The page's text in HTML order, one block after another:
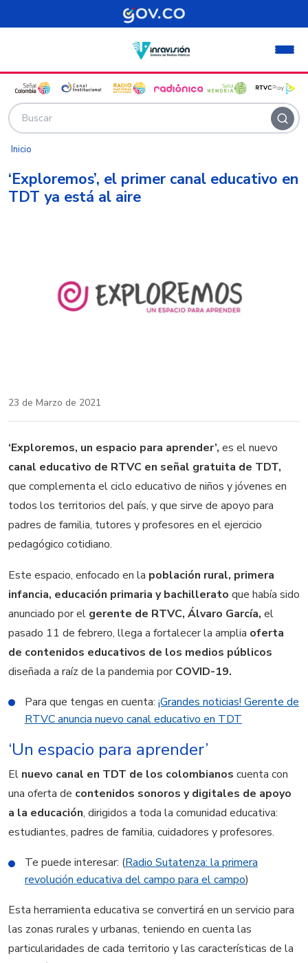
Pasar al contenido principal
Inicio
‘Exploremos’, el primer canal educativo en
TDT ya está al aire
23 de Marzo de 2021
‘Exploremos, un espacio para aprender’, es el nuevo
canal educativo de RTVC en señal gratuita de TDT,
que complementa el ciclo educativo de niños y jóvenes en
todos los territorios del país, y que sirve de apoyo para
padres de familia, tutores y profesores en el ejercicio
pedagógico cotidiano.
Este espacio, enfocado en la población rural, primera
infancia, educación primaria y bachillerato que había sido
anunciado por el gerente de RTVC, Álvaro García, el
pasado 11 de febrero, llega a fortalecer la amplia oferta
de contenidos educativos de los medios públicos
diseñada a raíz de la pandemia porCOVID-19.
Para que tengas en cuenta: ¡Grandes noticias! Gerente de
RTVC anuncia nuevo canal educativo en TDT
‘Un espacio para aprender’
El nuevo canal en TDT de los colombianos cuenta con
una oferta de contenidos sonoros y digitales de apoyo
a la educación, dirigidos a toda la comunidad educativa:
estudiantes, padres de familia, cuidadores y profesores.
Te puede interesar: (Radio Sutatenza: la primera
revolución educativa del campo para el campo)
Esta herramienta educativa se convertirá en un servicio para
las zonas rurales y urbanas, teniendo en cuenta las
particularidades de cada territorio y las características de la